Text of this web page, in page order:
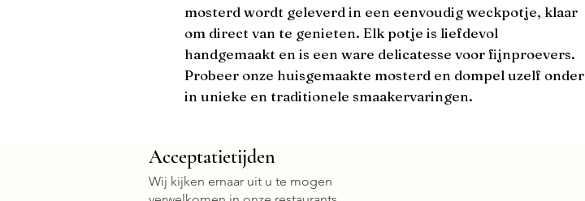
mosterd wordt geleverd in een eenvoudig weckpotje, klaar
om direct van te genieten. Elk potje is liefdevol
handgemaakt en is een ware delicatesse voor fijnproevers.
Probeer onze huisgemaakte mosterd en dompel uzelf onder
in unieke en traditionele smaakervaringen.
Acceptatietijden
Wij kijken ernaar uit u te mogen